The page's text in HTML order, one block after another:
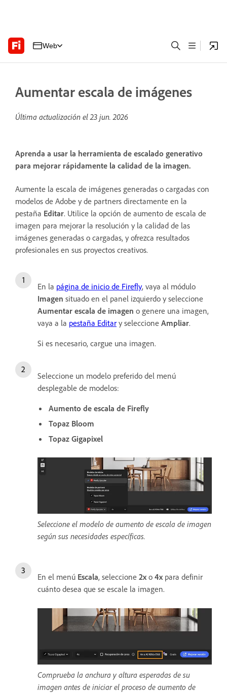
Web
Aumentar escala de imágenes
Última actualización el23 jun. 2026
Aprenda a usar la herramienta de escalado generativo
para mejorar rápidamente la calidad de la imagen.
Aumente la escala de imágenes generadas o cargadas con
modelos de Adobe y de partners directamente en la
pestaña Editar. Utilice la opción de aumento de escala de
imagen para mejorar la resolución y la calidad de las
imágenes generadas o cargadas, y ofrezca resultados
profesionales en sus proyectos creativos.
En la página de inicio de Firefly, vaya al módulo
Imagen situado en el panel izquierdo y seleccione
Aumentar escala de imagen o genere una imagen,
vaya a la pestaña Editar y seleccione Ampliar.
Si es necesario, cargue una imagen.
Seleccione un modelo preferido del menú
desplegable de modelos:
Aumento de escala de Firefly
Topaz Bloom
Topaz Gigapixel
Seleccione el modelo de aumento de escala de imagen
según sus necesidades específicas.
En el menú Escala, seleccione 2x o 4x para definir
cuánto desea que se escale la imagen.
Comprueba la anchura y altura esperadas de su
imagen antes de iniciar el proceso de aumento de